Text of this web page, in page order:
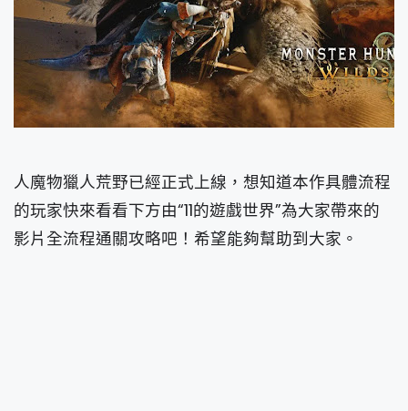
人魔物獵人荒野已經正式上線，想知道本作具體流程
的玩家快來看看下方由“11的遊戲世界”為大家帶來的
影片全流程通關攻略吧！希望能夠幫助到大家。